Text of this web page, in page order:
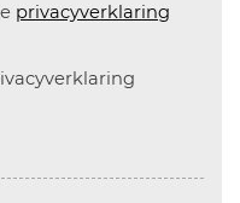
privacyverklaring